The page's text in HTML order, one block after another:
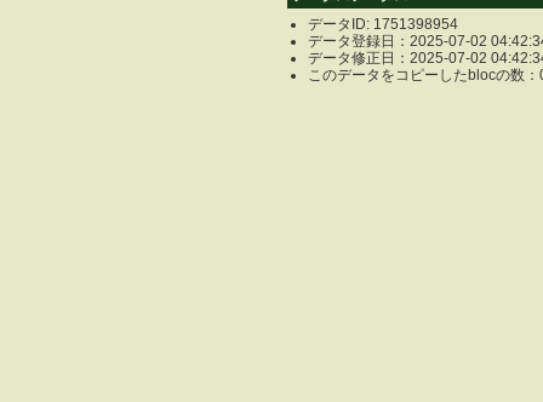
データID: 1751398954
データ登録日：2025-07-02
データ修正日：2025-07-02
このデータをコピーしたblocの数：